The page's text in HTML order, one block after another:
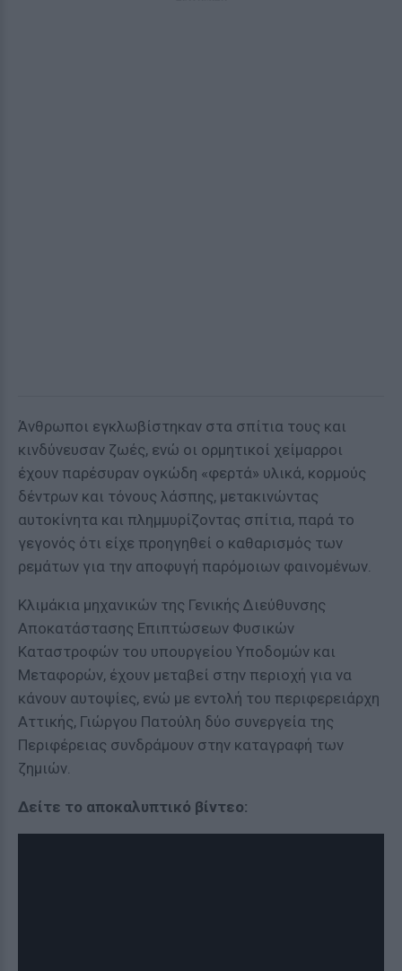
Άνθρωποι εγκλωβίστηκαν στα σπίτια τους και
κινδύνευσαν ζωές, ενώ οι ορμητικοί χείμαρροι
έχουν παρέσυραν ογκώδη «φερτά» υλικά, κορμούς
δέντρων και τόνους λάσπης, μετακινώντας
αυτοκίνητα και πλημμυρίζοντας σπίτια, παρά το
γεγονός ότι είχε προηγηθεί ο καθαρισμός των
ρεμάτων για την αποφυγή παρόμοιων φαινομένων.
Κλιμάκια μηχανικών της Γενικής Διεύθυνσης
Αποκατάστασης Επιπτώσεων Φυσικών
Καταστροφών του υπουργείου Υποδομών και
Μεταφορών, έχουν μεταβεί στην περιοχή για να
κάνουν αυτοψίες, ενώ με εντολή του περιφερειάρχη
Αττικής, Γιώργου Πατούλη δύο συνεργεία της
Περιφέρειας συνδράμουν στην καταγραφή των
ζημιών.
Δείτε το αποκαλυπτικό βίντεο: